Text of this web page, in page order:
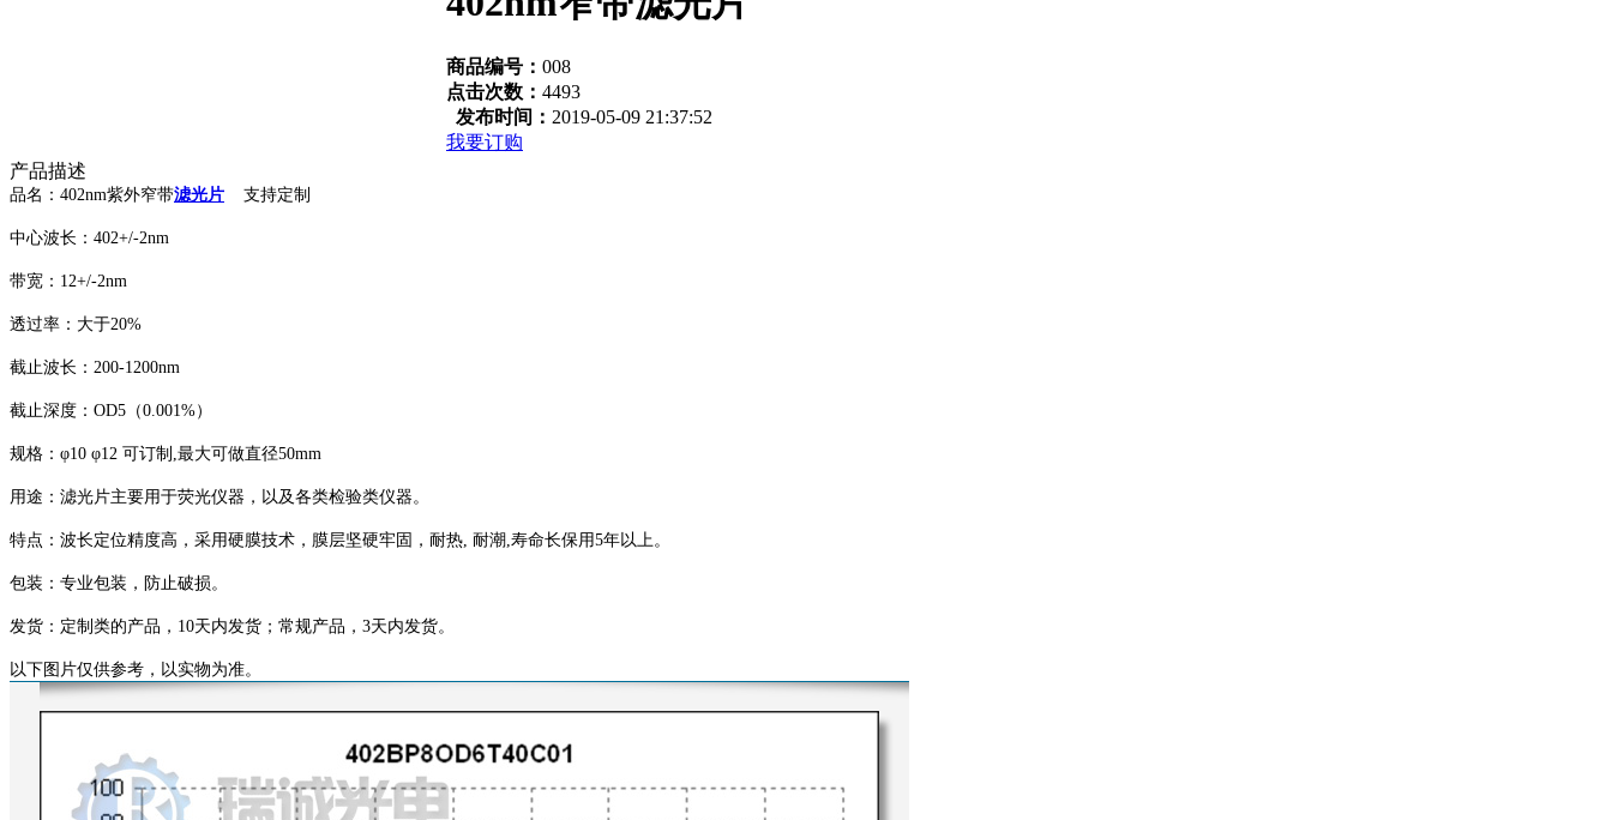
商品编号： 008
点击次数： 4493
发布时间： 2019-05-09 21:37:52
我要订购
产品描述
品名：402nm紫外窄带滤光片 支持定制
中心波长：402+/-2nm
带宽：12+/-2nm
透过率：大于20%
截止波长：200-1200nm
截止深度：OD5（0.001%）
规格：φ10 φ12 可订制,最大可做直径50mm
用途：滤光片主要用于荧光仪器，以及各类检验类仪器。
特点：波长定位精度高，采用硬膜技术，膜层坚硬牢固，耐热, 耐潮,寿命长保用5年以上。
包装：专业包装，防止破损。
发货：定制类的产品，10天内发货；常规产品，3天内发货。
以下图片仅供参考，以实物为准。